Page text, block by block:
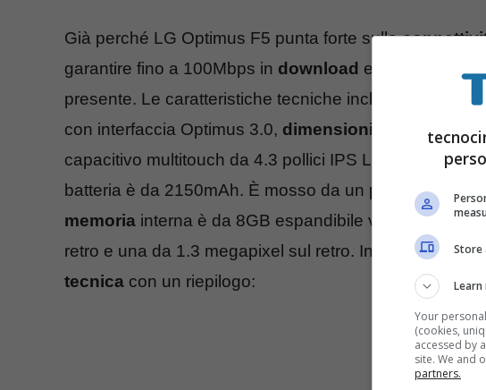
Già perché LG Optimus F5 punta forte sulla
garantire fino a 100Mbps in download e 50Mbps in
presente. Le caratteristiche tecniche includono il
con interfaccia Optimus 3.0, dimensioni di 126 x 64.5
capacitivo multitouch da 4.3 pollici IPS LCD a
batteria è da 2150mAh. È mosso da un processore
memoria interna è da 8GB espandibile via microSD.
retro e una da 1.3 megapixel sul retro. Infine,
GPS ,Wi-
tecnica con un riepilogo:
Store
Your
(cookies,
accessed by
site. We and
partners.